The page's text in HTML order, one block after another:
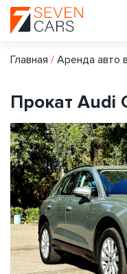
Главная / Аренда авто
Прокат Audi